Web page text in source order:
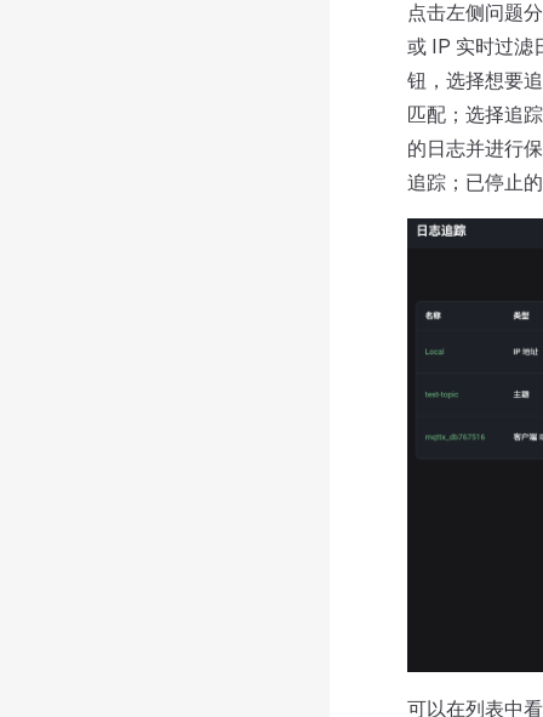
点击左侧问题
或 IP 实时过滤
钮，选择想要
匹配；选择追
的日志并进行
追踪；已停止
可以在列表中